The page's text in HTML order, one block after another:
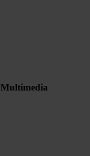
Multimedia